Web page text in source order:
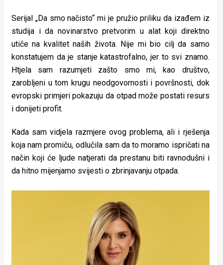
Serijal „Da smo načisto“ mi je pružio priliku da izađem iz
studija i da novinarstvo pretvorim u alat koji direktno
utiče na kvalitet naših života. Nije mi bio cilj da samo
konstatujem da je stanje katastrofalno, jer to svi znamo.
Htjela sam razumjeti zašto smo mi, kao društvo,
zarobljeni u tom krugu neodgovornosti i površnosti, dok
evropski primjeri pokazuju da otpad može postati resurs
i donijeti profit.
Kada sam vidjela razmjere ovog problema, ali i rješenja
koja nam promiču, odlučila sam da to moramo ispričati na
način koji će ljude natjerati da prestanu biti ravnodušni i
da hitno mijenjamo svijesti o zbrinjavanju otpada.